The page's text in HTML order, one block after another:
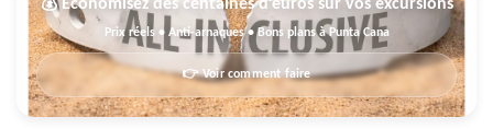
💰 Économisez des centaines d’euros sur vos excursions
Prix réels • Anti-arnaques • Bons plans à Punta Cana
👉 Voir comment faire